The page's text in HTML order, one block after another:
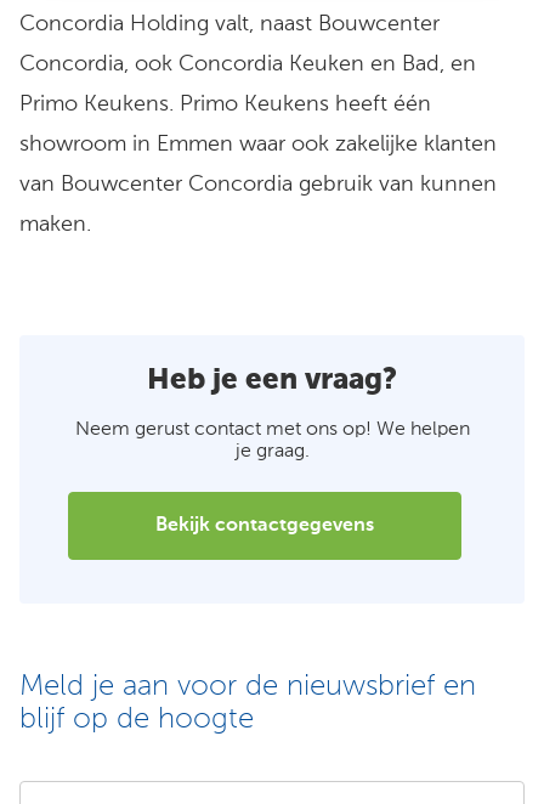
Concordia Holding valt, naast Bouwcenter
Concordia, ook Concordia Keuken en Bad, en
Primo Keukens. Primo Keukens heeft één
showroom in Emmen waar ook zakelijke klanten
van Bouwcenter Concordia gebruik van kunnen
maken.
Heb je een vraag?
Neem gerust contact met ons op! We helpen
je graag.
Bekijk contactgegevens
Meld je aan voor de nieuwsbrief en
blijf op de hoogte